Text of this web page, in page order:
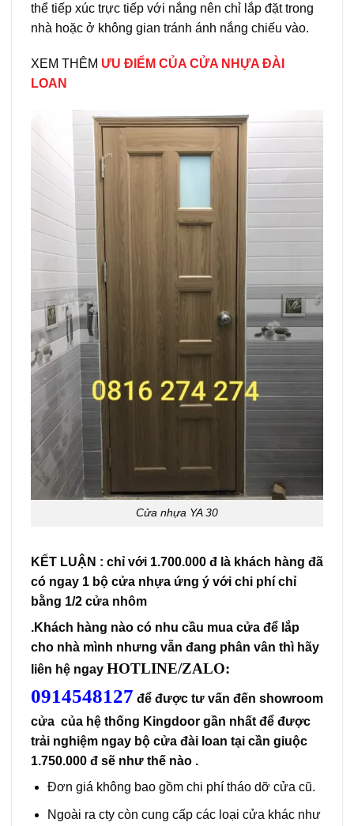
thể tiếp xúc trực tiếp với nắng nên chỉ lắp đặt trong
nhà hoặc ở không gian tránh ánh nắng chiếu vào.
XEM THÊM ƯU ĐIỂM CỦA CỬA NHỰA ĐÀI
LOAN
Cửa nhựa YA 30
KẾT LUẬN : chỉ với 1.700.000 đ là khách hàng đã
có ngay 1 bộ cửa nhựa ứng ý với chi phí chỉ
bằng 1/2 cửa nhôm
.Khách hàng nào có nhu cầu mua cửa để lắp
cho nhà mình nhưng vẫn đang phân vân thì hãy
liên hệ ngay HOTLINE/ZALO:
0914548127 để được tư vấn đến showroom
cửa của hệ thống Kingdoor gần nhất để được
trải nghiệm ngay bộ cửa đài loan tại cần giuộc
1.750.000 đ sẽ như thế nào .
Đơn giá không bao gồm chi phí tháo dỡ cửa cũ.
Ngoài ra cty còn cung cấp các loại cửa khác như